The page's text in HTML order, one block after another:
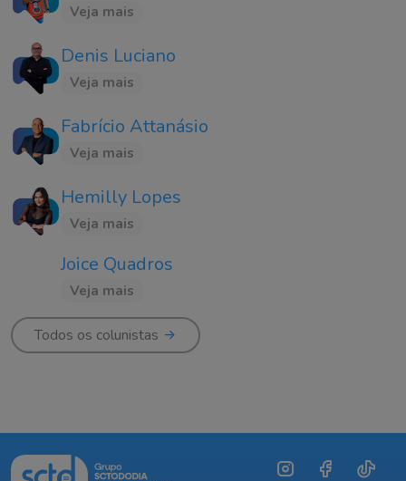
Veja mais
Denis Luciano
Veja mais
Fabrício Attanásio
Veja mais
Hemilly Lopes
Veja mais
Joice Quadros
Veja mais
Todos os colunistas